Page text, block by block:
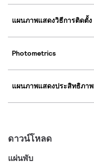
แผนภาพแสดงวิธีการติดตั้ง
Photometrics
แผนภาพแสดงประสิทธิภาพ
ดาวน์โหลด
แผ่นพับ